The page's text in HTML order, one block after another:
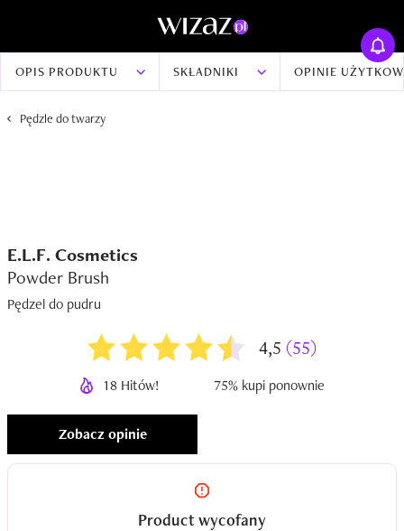
OPIS PRODUKTU SKŁADNIKI OPINIE
Pędzle do twarzy
E.L.F. Cosmetics
Powder Brush
Pędzel do pudru
4,5 (55)
18 Hitów! 75% kupi ponownie
Zobacz opinie
Product wycofany